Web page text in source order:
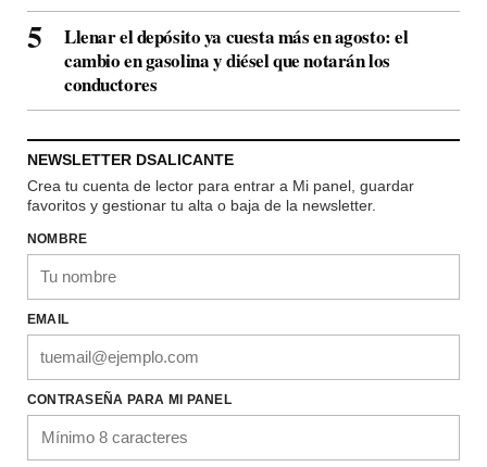
Llenar el depósito ya cuesta más en agosto: el
cambio en gasolina y diésel que notarán los
conductores
NEWSLETTER DSALICANTE
Crea tu cuenta de lector para entrar a Mi panel, guardar
favoritos y gestionar tu alta o baja de la newsletter.
NOMBRE
EMAIL
CONTRASEÑA PARA MI PANEL